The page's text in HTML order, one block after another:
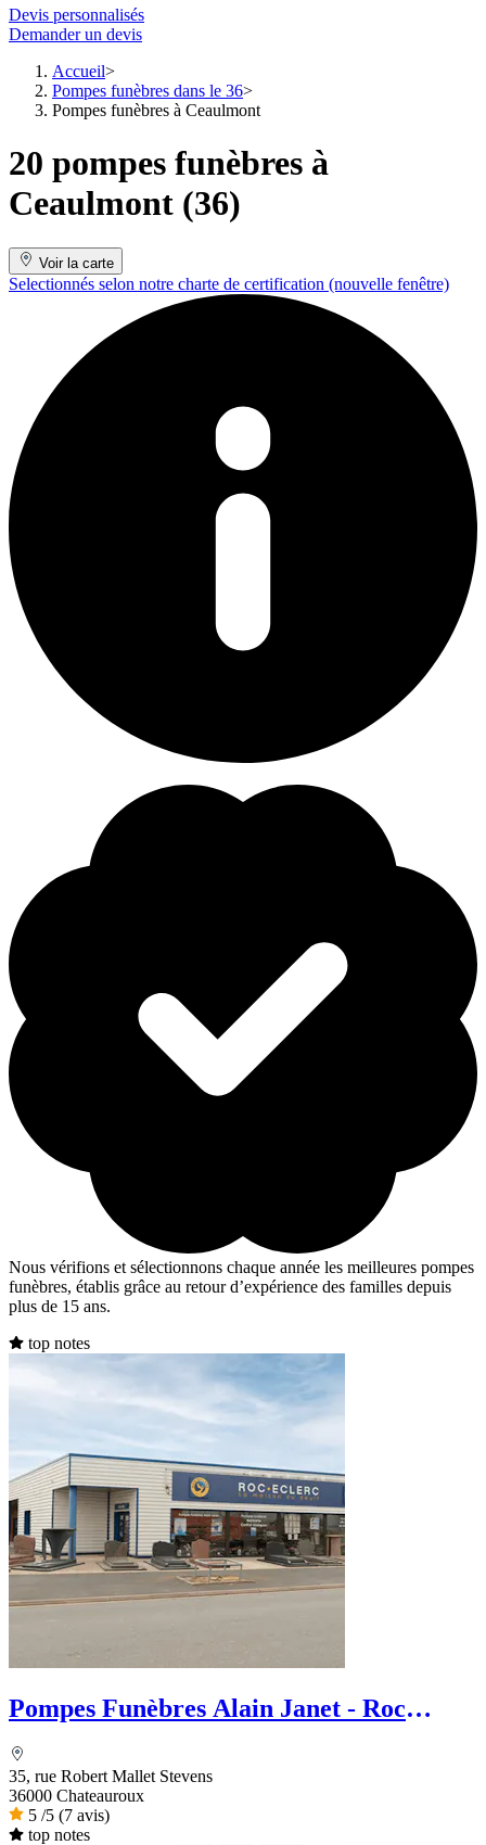
Devis personnalisés
Demander un devis
Accueil
Pompes funèbres dans le 36
Pompes funèbres à Ceaulmont
20 pompes funèbres à
Ceaulmont (36)
Voir la carte
Selectionnés selon notre charte de certification (nouvelle fenêtre)
Nous vérifions et sélectionnons chaque année les meilleures pompes
funèbres, établis grâce au retour d’expérience des familles depuis
plus de 15 ans.
top notes
Pompes Funèbres Alain Janet - Roc
35, rue Robert Mallet Stevens
36000 Chateauroux
5 /5 (7 avis)
top notes